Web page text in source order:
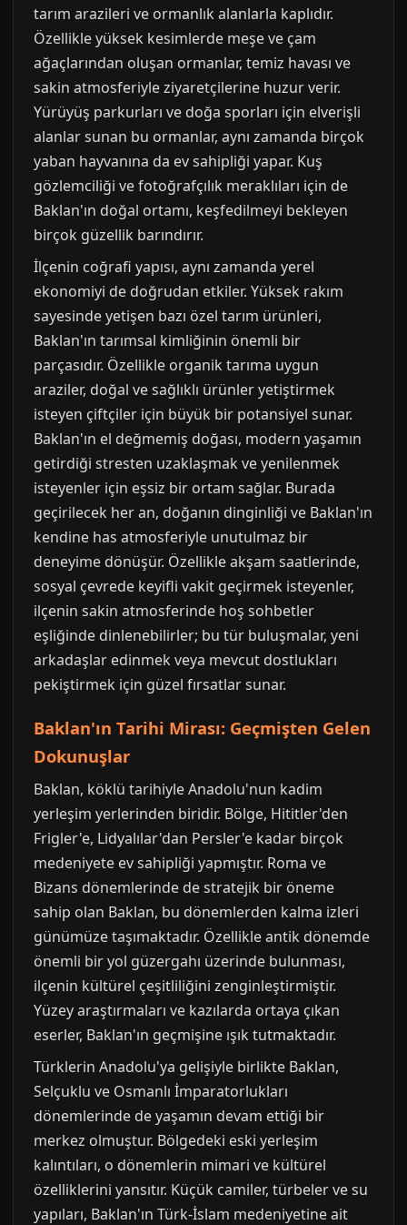
tarım arazileri ve ormanlık alanlarla kaplıdır.
Özellikle yüksek kesimlerde meşe ve çam
ağaçlarından oluşan ormanlar, temiz havası ve
sakin atmosferiyle ziyaretçilerine huzur verir.
Yürüyüş parkurları ve doğa sporları için elverişli
alanlar sunan bu ormanlar, aynı zamanda birçok
yaban hayvanına da ev sahipliği yapar. Kuş
gözlemciliği ve fotoğrafçılık meraklıları için de
Baklan'ın doğal ortamı, keşfedilmeyi bekleyen
birçok güzellik barındırır.
İlçenin coğrafi yapısı, aynı zamanda yerel
ekonomiyi de doğrudan etkiler. Yüksek rakım
sayesinde yetişen bazı özel tarım ürünleri,
Baklan'ın tarımsal kimliğinin önemli bir
parçasıdır. Özellikle organik tarıma uygun
araziler, doğal ve sağlıklı ürünler yetiştirmek
isteyen çiftçiler için büyük bir potansiyel sunar.
Baklan'ın el değmemiş doğası, modern yaşamın
getirdiği stresten uzaklaşmak ve yenilenmek
isteyenler için eşsiz bir ortam sağlar. Burada
geçirilecek her an, doğanın dinginliği ve Baklan'ın
kendine has atmosferiyle unutulmaz bir
deneyime dönüşür. Özellikle akşam saatlerinde,
sosyal çevrede keyifli vakit geçirmek isteyenler,
ilçenin sakin atmosferinde hoş sohbetler
eşliğinde dinlenebilirler; bu tür buluşmalar, yeni
arkadaşlar edinmek veya mevcut dostlukları
pekiştirmek için güzel fırsatlar sunar.
Baklan'ın Tarihi Mirası: Geçmişten Gelen
Dokunuşlar
Baklan, köklü tarihiyle Anadolu'nun kadim
yerleşim yerlerinden biridir. Bölge, Hititler'den
Frigler'e, Lidyalılar'dan Persler'e kadar birçok
medeniyete ev sahipliği yapmıştır. Roma ve
Bizans dönemlerinde de stratejik bir öneme
sahip olan Baklan, bu dönemlerden kalma izleri
günümüze taşımaktadır. Özellikle antik dönemde
önemli bir yol güzergahı üzerinde bulunması,
ilçenin kültürel çeşitliliğini zenginleştirmiştir.
Yüzey araştırmaları ve kazılarda ortaya çıkan
eserler, Baklan'ın geçmişine ışık tutmaktadır.
Türklerin Anadolu'ya gelişiyle birlikte Baklan,
Selçuklu ve Osmanlı İmparatorlukları
dönemlerinde de yaşamın devam ettiği bir
merkez olmuştur. Bölgedeki eski yerleşim
kalıntıları, o dönemlerin mimari ve kültürel
özelliklerini yansıtır. Küçük camiler, türbeler ve su
yapıları, Baklan'ın Türk-İslam medeniyetine ait